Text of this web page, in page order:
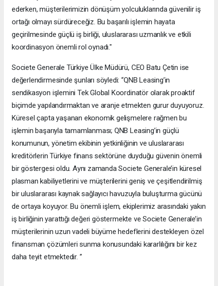
ederken, müşterilerimizin dönüşüm yolculuklarında güvenilir iş
ortağı olmayı sürdüreceğiz. Bu başarılı işlemin hayata
geçirilmesinde güçlü iş birliği, uluslararası uzmanlık ve etkili
koordinasyon önemli rol oynadı."
Societe Generale Türkiye Ülke Müdürü, CEO Batu Çetin ise
değerlendirmesinde şunları söyledi: “QNB Leasing’in
sendikasyon işlemini Tek Global Koordinatör olarak proaktif
biçimde yapılandırmaktan ve aranje etmekten gurur duyuyoruz.
Küresel çapta yaşanan ekonomik gelişmelere rağmen bu
işlemin başarıyla tamamlanması; QNB Leasing’in güçlü
konumunun, yönetim ekibinin yetkinliğinin ve uluslararası
kreditörlerin Türkiye finans sektörüne duyduğu güvenin önemli
bir göstergesi oldu. Aynı zamanda Societe Generale’in küresel
plasman kabiliyetlerini ve müşterilerini geniş ve çeşitlendirilmiş
bir uluslararası kaynak sağlayıcı havuzuyla buluşturma gücünü
de ortaya koyuyor. Bu önemli işlem, ekiplerimiz arasındaki yakın
iş birliğinin yarattığı değeri göstermekte ve Societe Generale’in
müşterilerinin uzun vadeli büyüme hedeflerini destekleyen özel
finansman çözümleri sunma konusundaki kararlılığını bir kez
daha teyit etmektedir. ”